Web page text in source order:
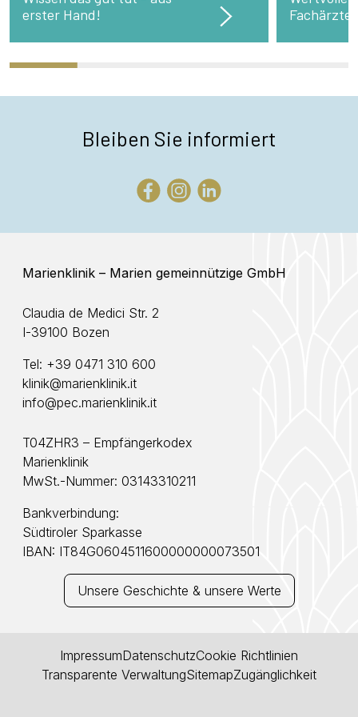
erster Hand!
Bleiben Sie informiert
Marienklinik – Marien gemeinnützige GmbH
Claudia de Medici Str. 2
I-39100 Bozen
Tel: +39 0471 310 600
klinik@marienklinik.it
info@pec.marienklinik.it
T04ZHR3 – Empfängerkodex
Marienklinik
MwSt.-Nummer: 03143310211
Bankverbindung:
Südtiroler Sparkasse
IBAN: IT84G0604511600000000073501
Unsere Geschichte & unsere Werte
ImpressumDatenschutzCookie Richtlinien
Transparente VerwaltungSitemapZugänglichkeit